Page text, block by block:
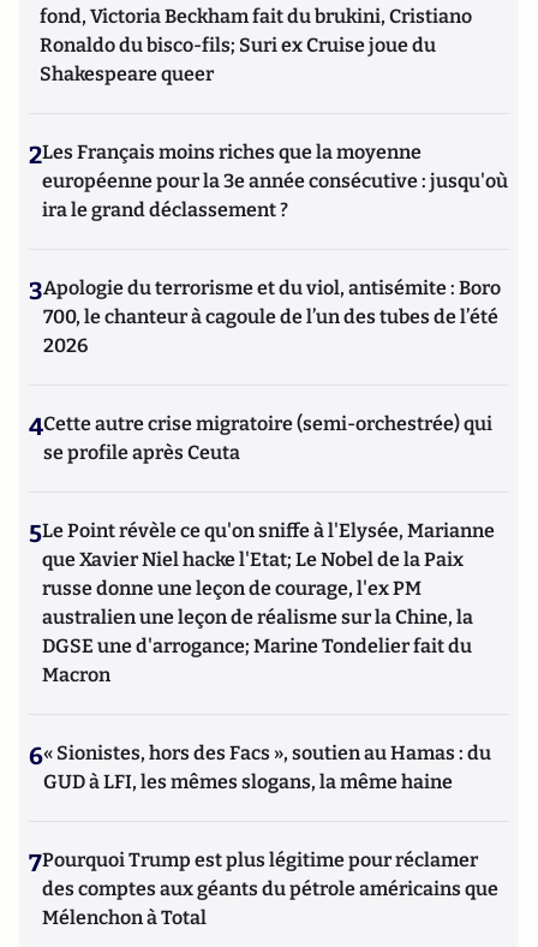
fond, Victoria Beckham fait du brukini, Cristiano
Ronaldo du bisco-fils; Suri ex Cruise joue du
Shakespeare queer
2Les Français moins riches que la moyenne
européenne pour la 3e année consécutive : jusqu'où
ira le grand déclassement ?
3Apologie du terrorisme et du viol, antisémite : Boro
700, le chanteur à cagoule de l’un des tubes de l’été
2026
4Cette autre crise migratoire (semi-orchestrée) qui
se profile après Ceuta
5Le Point révèle ce qu'on sniffe à l'Elysée, Marianne
que Xavier Niel hacke l'Etat; Le Nobel de la Paix
russe donne une leçon de courage, l'ex PM
australien une leçon de réalisme sur la Chine, la
DGSE une d'arrogance; Marine Tondelier fait du
Macron
6« Sionistes, hors des Facs », soutien au Hamas : du
GUD à LFI, les mêmes slogans, la même haine
7Pourquoi Trump est plus légitime pour réclamer
des comptes aux géants du pétrole américains que
Mélenchon à Total